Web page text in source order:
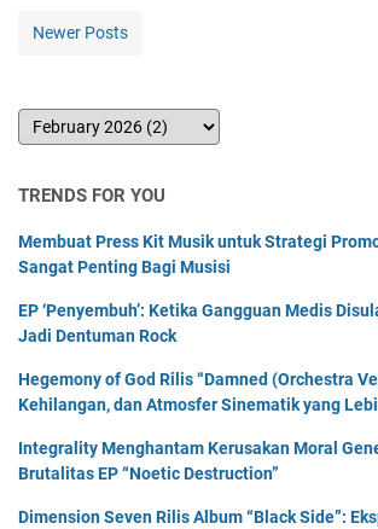
Newer Posts
TRENDS FOR YOU
Membuat Press Kit Musik untuk Strategi
Sangat Penting Bagi Musisi
EP ‘Penyembuh’: Ketika Gangguan Medis
Jadi Dentuman Rock
Hegemony of God Rilis “Damned (Orchestra
Kehilangan, dan Atmosfer Sinematik yang
Integrality Menghantam Kerusakan Moral
Brutalitas EP “Noetic Destruction”
Dimension Seven Rilis Album “Black Side”: